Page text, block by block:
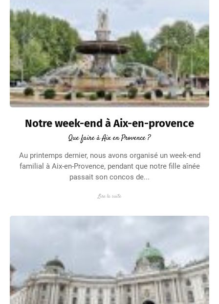
Notre week-end à Aix-en-provence
Que faire à Aix en Provence ?
Au printemps dernier, nous avons organisé un week-end
familial à Aix-en-Provence, pendant que notre fille aînée
passait son concos de...
Lire la suite